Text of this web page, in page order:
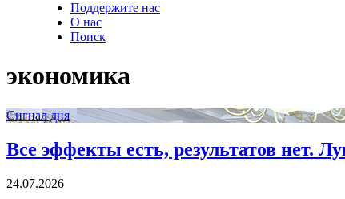
Поддержите нас
О нас
Поиск
экономика
Сигнал дня
Все эффекты есть, результатов нет.
24.07.2026